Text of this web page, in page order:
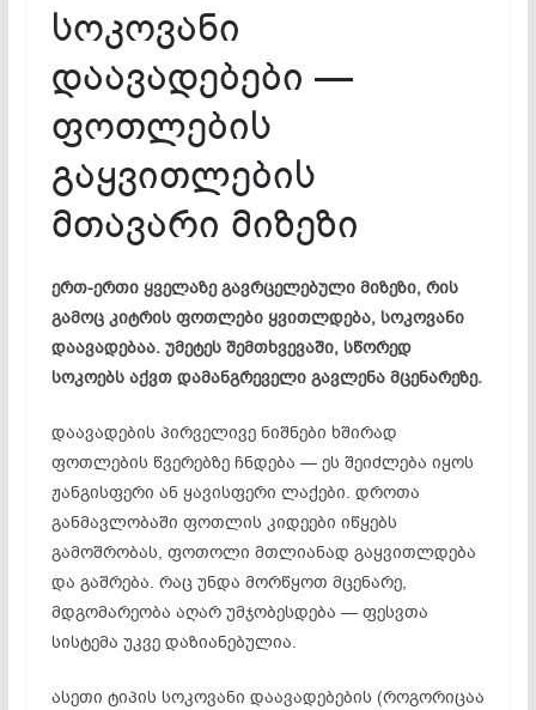
სოკოვანი
დაავადებები —
ფოთლების
გაყვითლების
მთავარი მიზეზი
ერთ-ერთი ყველაზე გავრცელებული მიზეზი, რის
გამოც კიტრის ფოთლები ყვითლდება, სოკოვანი
დაავადებაა. უმეტეს შემთხვევაში, სწორედ
სოკოებს აქვთ დამანგრეველი გავლენა მცენარეზე.
დაავადების პირველივე ნიშნები ხშირად
ფოთლების წვერებზე ჩნდება — ეს შეიძლება იყოს
ჟანგისფერი ან ყავისფერი ლაქები. დროთა
განმავლობაში ფოთლის კიდეები იწყებს
გამოშრობას, ფოთოლი მთლიანად გაყვითლდება
და გაშრება. რაც უნდა მორწყოთ მცენარე,
მდგომარეობა აღარ უმჯობესდება — ფესვთა
სისტემა უკვე დაზიანებულია.
ასეთი ტიპის სოკოვანი დაავადებების (როგორიცაა